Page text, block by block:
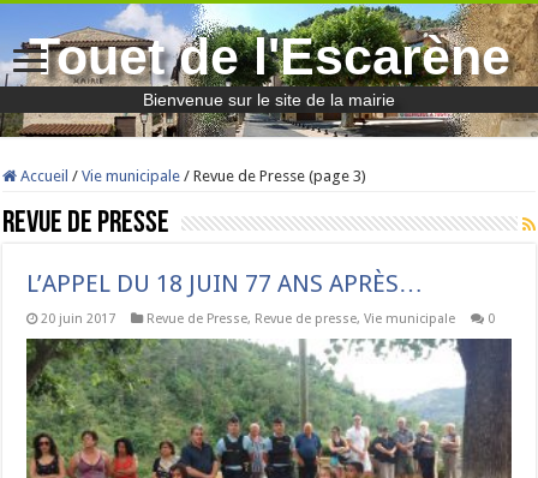
Touet de l'Escarène
Bienvenue sur le site de la mairie
Accueil / Vie municipale / Revue de Presse (page 3)
Revue de Presse
L’APPEL DU 18 JUIN 77 ANS APRÈS…
20 juin 2017 Revue de Presse, Revue de presse,Vie municipale 0